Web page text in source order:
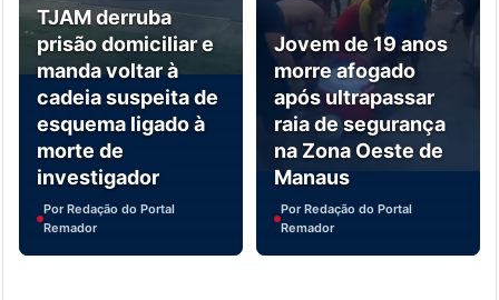
TJAM derruba
prisão domiciliar e
manda voltar à
cadeia suspeita de
esquema ligado à
morte de
investigador
Por Redação do Portal
Remador
Jovem de 19 anos
morre afogado
após ultrapassar
raia de segurança
na Zona Oeste de
Manaus
Por Redação do Portal
Remador